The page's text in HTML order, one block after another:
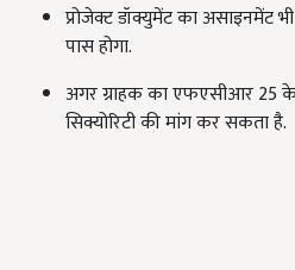
प्रोजेक्ट डॉक्युमेंट का असाइनमेंट
पास होगा.
अगर ग्राहक का एफएसीआर 25
सिक्योरिटी की मांग कर सकता है.